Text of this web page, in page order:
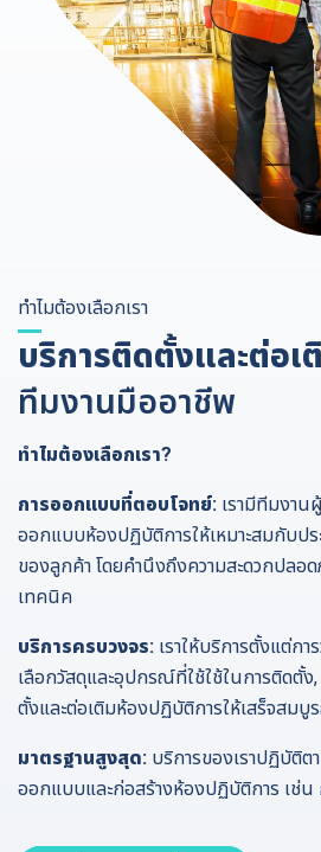
ทำไมต้องเลือกเรา
บริการติดตั้งและต่อเ
ทีมงานมืออาชีพ
ทำไมต้องเลือกเรา?
การออกแบบที่ตอบโจทย์: เรามีทีมงาน
ออกแบบห้องปฏิบัติการให้เหมาะสมกับปร
ของลูกค้า โดยคำนึงถึงความสะดวกปลอด
เทคนิค
บริการครบวงจร: เราให้บริการตั้งแต่ก
เลือกวัสดุและอุปกรณ์ที่ใช้ใช้ในการติดตั้ง
ตั้งและต่อเติมห้องปฏิบัติการให้เสร็จสมบู
มาตรฐานสูงสุด: บริการของเราปฏิบัติต
ออกแบบและก่อสร้างห้องปฏิบัติการ เช่น